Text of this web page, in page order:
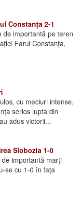
Constanța 2-1
de importantă pe teren
Farul Constanța,
cu meciuri intense,
serios lupta din
adus victorii...
Slobozia 1-0
importantă marți
se cu 1-0 în fața